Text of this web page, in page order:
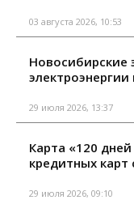
03 августа 2026, 10:53
Новосибирские
29 июля 2026, 13:37
Карта «120
кредитных
29 июля 2026, 09:10